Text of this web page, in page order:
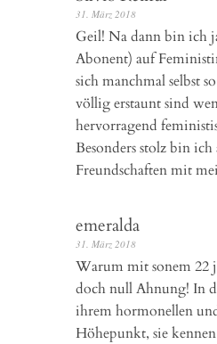
31. März 2018
Geil! Na dann bin ich
Abonent) auf
sich manchmal selbst
völlig erstaunt sind
hervorragend
Besonders stolz bin
Freundschaften mit
emeralda
31. März 2018
Warum mit sonem 22
doch null Ahnung! In
ihrem hormonellen
Höhepunkt, sie